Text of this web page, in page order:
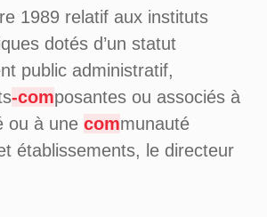
1989 relatif aux instituts
dotés d’un statut
public administratif,
-composantes ou associés à
ou à une communauté
établissements, le directeur